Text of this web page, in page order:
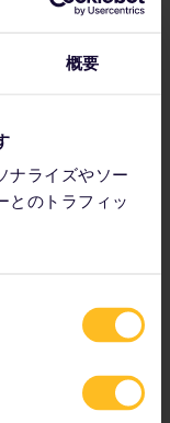
概要
ナライズやソー
とのトラフィッ